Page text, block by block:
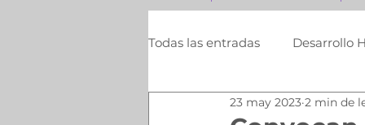
Todas las entradas Desarrollo
Infraestructura y Desarrollo
23 may 2023 2 min de